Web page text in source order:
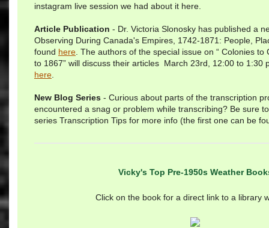
instagram live session we had about it here.
Article Publication - Dr. Victoria Slonosky has published a
Observing During Canada's Empires, 1742-1871: People,
found here . The authors of the special issue on “ Colonies
to 1867” will discuss their articles March 23rd, 12:00 to 1:30
here
New Blog Series - Curious about parts of the transcription
encountered a snag or problem while transcribing? Be sure
series Transcription Tips for more info (the first one can be
Vicky's Top Pre-1950s Weather
Click on the book for a direct link to a library